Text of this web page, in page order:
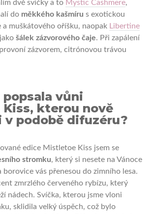
dvě svíčky a to Mystic Cashmere,
do měkkého kašmíru s exotickou
a muškátového oříšku, naopak Libertine
šálek zázvorového čaje. Při zapálení
zázvorem, citrónovou trávou
vůni
kterou nově
v podobě difuzéru?
edice Mistletoe Kiss jsem se
stromku, který si nesete na Vánoce
borovice vás přenesou do zimního lesa.
zmrzlého červeného rybízu, který
nádech. Svíčka, kterou jsme vloni
sklidila velký úspěch, což bylo